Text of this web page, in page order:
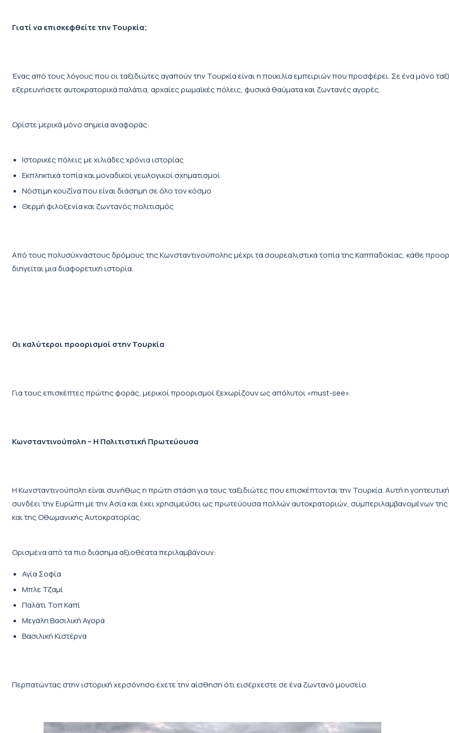
Γιατί να επισκεφθείτε την Τουρκία;
Ένας από τους λόγους που οι ταξιδιώτες αγαπούν την Τουρκία είναι η ποικιλία εμπειριών που προσφέρει. Σε ένα μόνο
εξερευνήσετε αυτοκρατορικά παλάτια, αρχαίες ρωμαϊκές πόλεις, φυσικά θαύματα και ζωντανές αγορές.
Ορίστε μερικά μόνο σημεία αναφοράς:
Ιστορικές πόλεις με χιλιάδες χρόνια ιστορίας
Εκπληκτικά τοπία και μοναδικοί γεωλογικοί σχηματισμοί
Νόστιμη κουζίνα που είναι διάσημη σε όλο τον κόσμο
Θερμή φιλοξενία και ζωντανός πολιτισμός
Από τους πολυσύχναστους δρόμους της Κωνσταντινούπολης μέχρι τα σουρεαλιστικά τοπία της Καππαδοκίας, κάθε
διηγείται μια διαφορετική ιστορία.
Οι καλύτεροι προορισμοί στην Τουρκία
Για τους επισκέπτες πρώτης φοράς, μερικοί προορισμοί ξεχωρίζουν ως απόλυτοι «must-see».
Κωνσταντινούπολη – Η Πολιτιστική Πρωτεύουσα
Η Κωνσταντινούπολη είναι συνήθως η πρώτη στάση για τους ταξιδιώτες που επισκέπτονται την Τουρκία. Αυτή η
συνδέει την Ευρώπη με την Ασία και έχει χρησιμεύσει ως πρωτεύουσα πολλών αυτοκρατοριών, συμπεριλαμβανομένων της
και της Οθωμανικής Αυτοκρατορίας.
Ορισμένα από τα πιο διάσημα αξιοθέατα περιλαμβάνουν:
Αγία Σοφία
Μπλε Τζαμί
Παλάτι Τοπ Καπί
Μεγάλη Βασιλική Αγορά
Βασιλική Κιστέρνα
Περπατώντας στην ιστορική χερσόνησο έχετε την αίσθηση ότι εισέρχεστε σε ένα ζωντανό μουσείο.